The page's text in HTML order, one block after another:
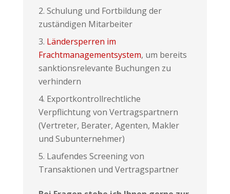
Schulung und Fortbildung der
zuständigen Mitarbeiter
Ländersperren im
Frachtmanagementsystem, um bereits
sanktionsrelevante Buchungen zu
verhindern
Exportkontrollrechtliche
Verpflichtung von Vertragspartnern
(Vertreter, Berater, Agenten, Makler
und Subunternehmer)
Laufendes Screening von
Transaktionen und Vertragspartner